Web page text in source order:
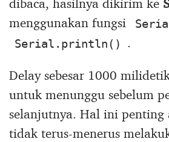
dibaca, hasilnya dikirim ke
menggunakan fungsi
Serial.println() .
Delay sebesar 1000
untuk menunggu sebelum
selanjutnya. Hal ini penting
tidak terus-menerus